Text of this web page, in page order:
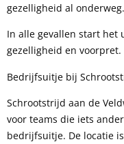
gezelligheid al onderweg.
In alle gevallen start het
gezelligheid en voorpret.
Bedrijfsuitje bij
Schrootstrijd aan de
voor teams die iets
bedrijfsuitje. De locatie